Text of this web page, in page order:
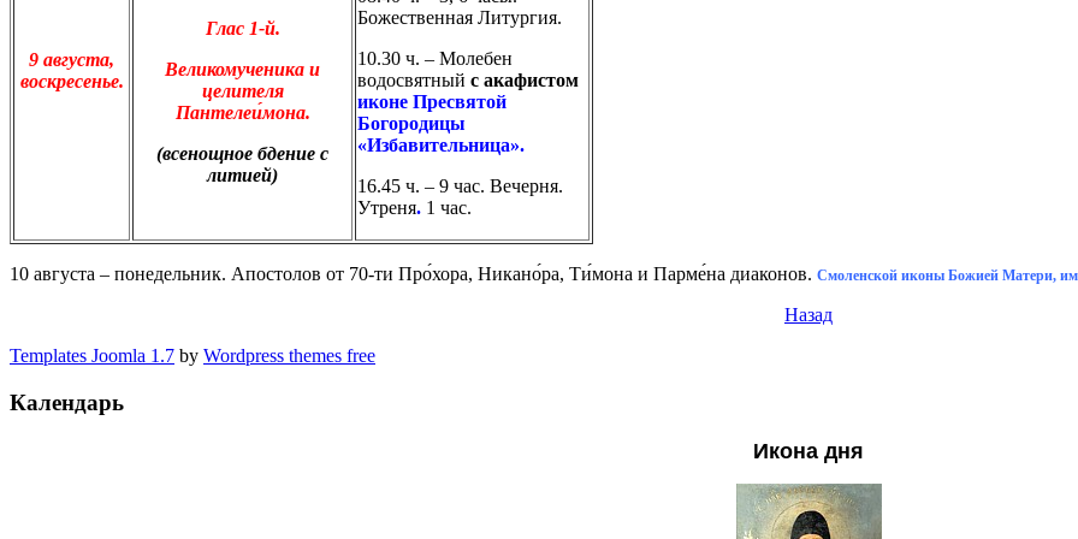
9 августа,
воскресенье.
Глас 1-й.
Великомученика и
целителя
Пантелеи́мона.
(всенощное бдение с
литией)
Божественная Литургия.
10.30 ч. – Молебен
водосвятный с акафистом
иконе Пресвятой
Богородицы
«Избавительница».
16.45 ч. – 9 час. Вечерня.
Утреня. 1 час.
10 августа – понедельник. Апостолов от 70-ти Про́хора, Никано́ра, Ти́мона и Парме́на диаконов. Смоленской иконы Божией Матери,
Назад
Templates Joomla 1.7 by Wordpress themes free
Календарь
Икона дня